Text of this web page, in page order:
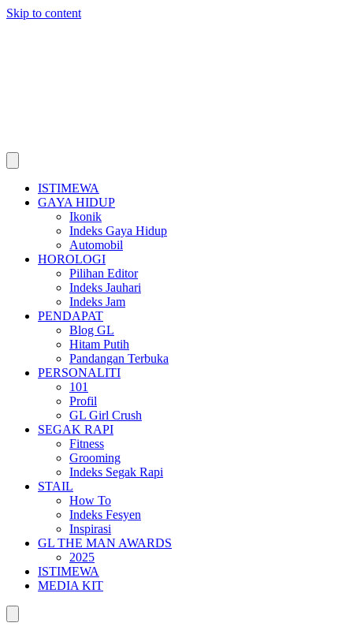
Skip to content
ISTIMEWA
GAYA HIDUP
Ikonik
Indeks Gaya Hidup
Automobil
HOROLOGI
Pilihan Editor
Indeks Jauhari
Indeks Jam
PENDAPAT
Blog GL
Hitam Putih
Pandangan Terbuka
PERSONALITI
101
Profil
GL Girl Crush
SEGAK RAPI
Fitness
Grooming
Indeks Segak Rapi
STAIL
How To
Indeks Fesyen
Inspirasi
GL THE MAN AWARDS
2025
ISTIMEWA
MEDIA KIT